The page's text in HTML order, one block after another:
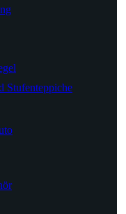
Stufenteppiche